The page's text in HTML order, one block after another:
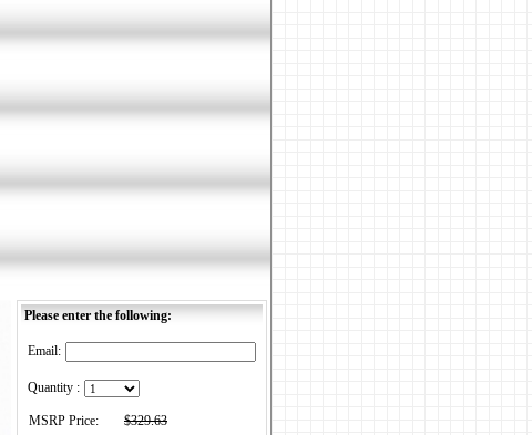
Please enter the following:
Email:
Quantity :
MSRP Price:
$329.63